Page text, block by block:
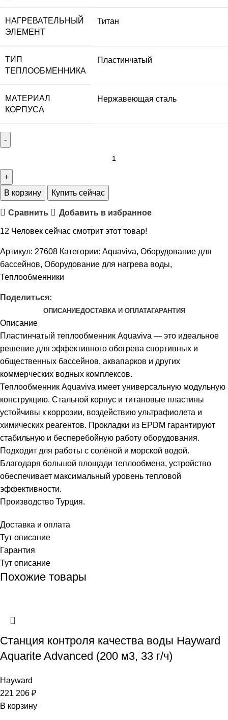
НАГРЕВАТЕЛЬНЫЙ
ЭЛЕМЕНТ
Титан
ТИП
ТЕПЛООБМЕННИКА
Пластинчатый
МАТЕРИАЛ
КОРПУСА
Нержавеющая сталь
В корзину Купить сейчас
Сравнить Добавить в избранное
12 Человек сейчас смотрит этот товар!
Артикул: 27608 Категории: Aquaviva, Оборудование для
бассейнов, Оборудование для нагрева воды,
Теплообменники
Поделиться:
ОПИСАНИЕДОСТАВКА И ОПЛАТАГАРАНТИЯ
Описание
Пластинчатый теплообменник Aquaviva — это идеальное
решение для эффективного обогрева спортивных и
общественных бассейнов, аквапарков и других
коммерческих водных комплексов.
Теплообменник Aquaviva имеет универсальную модульную
конструкцию. Стальной корпус и титановые пластины
устойчивы к коррозии, воздействию ультрафиолета и
химических реагентов. Прокладки из EPDM гарантируют
стабильную и бесперебойную работу оборудования.
Подходит для работы с солёной и морской водой.
Благодаря большой площади теплообмена, устройство
обеспечивает максимальный уровень тепловой
эффективности.
Производство Турция.
Доставка и оплата
Тут описание
Гарантия
Тут описание
Похожие товары
Станция контроля качества воды Hayward
Aquarite Advanced (200 м3, 33 г/ч)
Hayward
221 206 ₽
В корзину